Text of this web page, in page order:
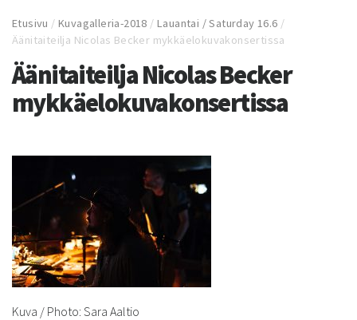
Etusivu /Kuvagalleria-2018 /Lauantai / Saturday 16.6 /
Äänitaiteilja Nicolas Becker mykkäelokuvakonsertissa
Äänitaiteilja Nicolas Becker
mykkäelokuvakonsertissa
Kuva / Photo: Sara Aaltio